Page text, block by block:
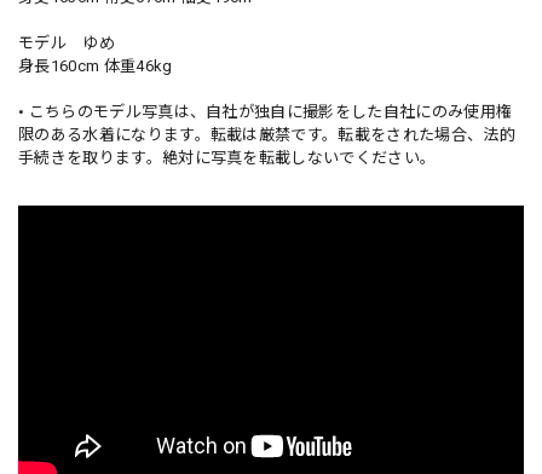
モデル ゆめ
身長160cm 体重46kg
• こちらのモデル写真は、自社が独自に撮影をした自社にのみ使用権
限のある水着になります。転載は厳禁です。転載をされた場合、法的
手続きを取ります。絶対に写真を転載しないでください。